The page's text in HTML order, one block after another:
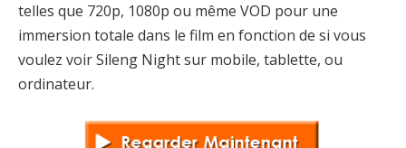
telles que 720p, 1080p ou même VOD pour une
immersion totale dans le film en fonction de si vous
voulez voir Sileng Night sur mobile, tablette, ou
ordinateur.